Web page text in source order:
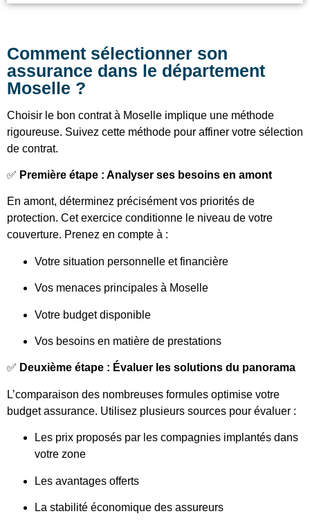
Comment sélectionner son
assurance dans le département
Moselle ?
Choisir le bon contrat à Moselle implique une méthode
rigoureuse. Suivez cette méthode pour affiner votre sélection
de contrat.
✅ Première étape : Analyser ses besoins en amont
En amont, déterminez précisément vos priorités de
protection. Cet exercice conditionne le niveau de votre
couverture. Prenez en compte à :
Votre situation personnelle et financière
Vos menaces principales à Moselle
Votre budget disponible
Vos besoins en matière de prestations
✅ Deuxième étape : Évaluer les solutions du panorama
L’comparaison des nombreuses formules optimise votre
budget assurance. Utilisez plusieurs sources pour évaluer :
Les prix proposés par les compagnies implantés dans
votre zone
Les avantages offerts
La stabilité économique des assureurs